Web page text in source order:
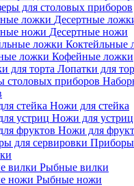
для столовых приборов
Десертные
Десертные ножи
Коктейльные
Кофейные ложки
Лопатки для
Ножи для стейка
Ножи для устриц
Ножи для
Приборы
Рыбные вилки
Рыбные ножи